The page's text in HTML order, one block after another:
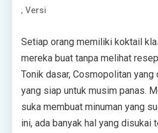
, Versi
Setiap orang memiliki koktail
mereka buat tanpa melihat
Tonik dasar, Cosmopolitan yang
yang siap untuk musim panas.
suka membuat minuman yang
ini, ada banyak hal yang disukai